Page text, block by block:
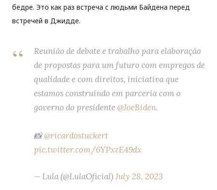
бедре. Это как раз встреча с людьми Байдена перед
встречей в Джидде.
Reunião de debate e trabalho para elaboração
de propostas para um futuro com empregos de
qualidade e com direitos, iniciativa que
estamos construindo em parceria com o
governo do presidente @JoeBiden.
📸@ricardostuckert
pic.twitter.com/6YPxzE49dx
— Lula (@LulaOficial)July 28, 2023